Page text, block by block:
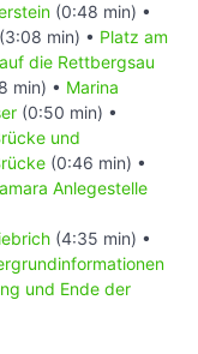
(0:48 min) •
(3:08 min) • Platz am
die Rettbergsau
min) • Marina
(0:50 min) •
und
(0:46 min) •
Anlegestelle
(4:35 min) •
und Ende der